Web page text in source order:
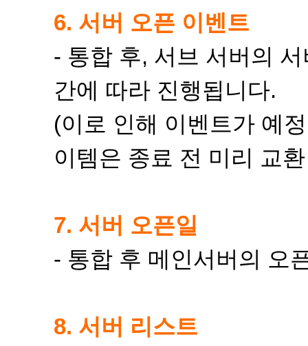
6. 서버 오픈 이벤트
- 통합 후, 서브 서버의
간에 따라 진행됩니다.
(이로 인해 이벤트가 예
이템은 종료 전 미리 교
7. 서버 오픈일
- 통합 후 메인서버의 오
8. 서버 리스트